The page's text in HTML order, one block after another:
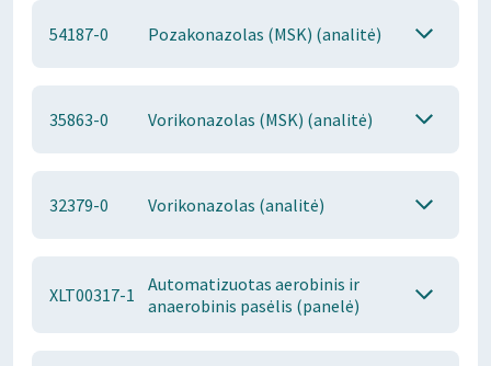
54187-0 Pozakonazolas (MSK) (analitė)
35863-0 Vorikonazolas (MSK) (analitė)
32379-0 Vorikonazolas (analitė)
XLT00317-1
Automatizuotas aerobinis ir
anaerobinis pasėlis (panelė)